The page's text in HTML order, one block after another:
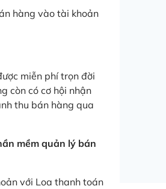
hàng vào tài khoản
miễn phí trọn đời
còn có cơ hội nhận
thu bán hàng qua
mềm quản lý bán
với Loa thanh toán